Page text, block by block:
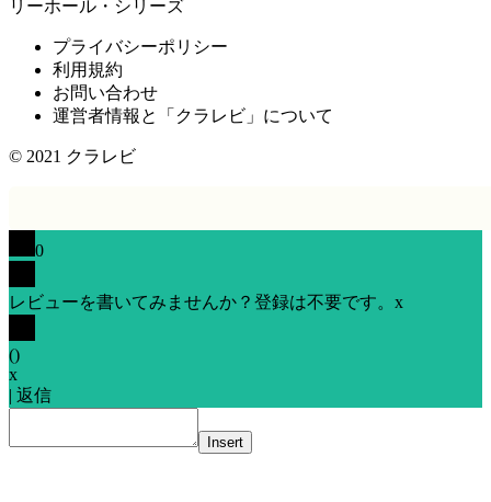
リーホール・シリーズ
プライバシーポリシー
利用規約
お問い合わせ
運営者情報と「クラレビ」について
© 2021 クラレビ
0
レビューを書いてみませんか？登録は不要です。 x
()
x
| 返信
Insert